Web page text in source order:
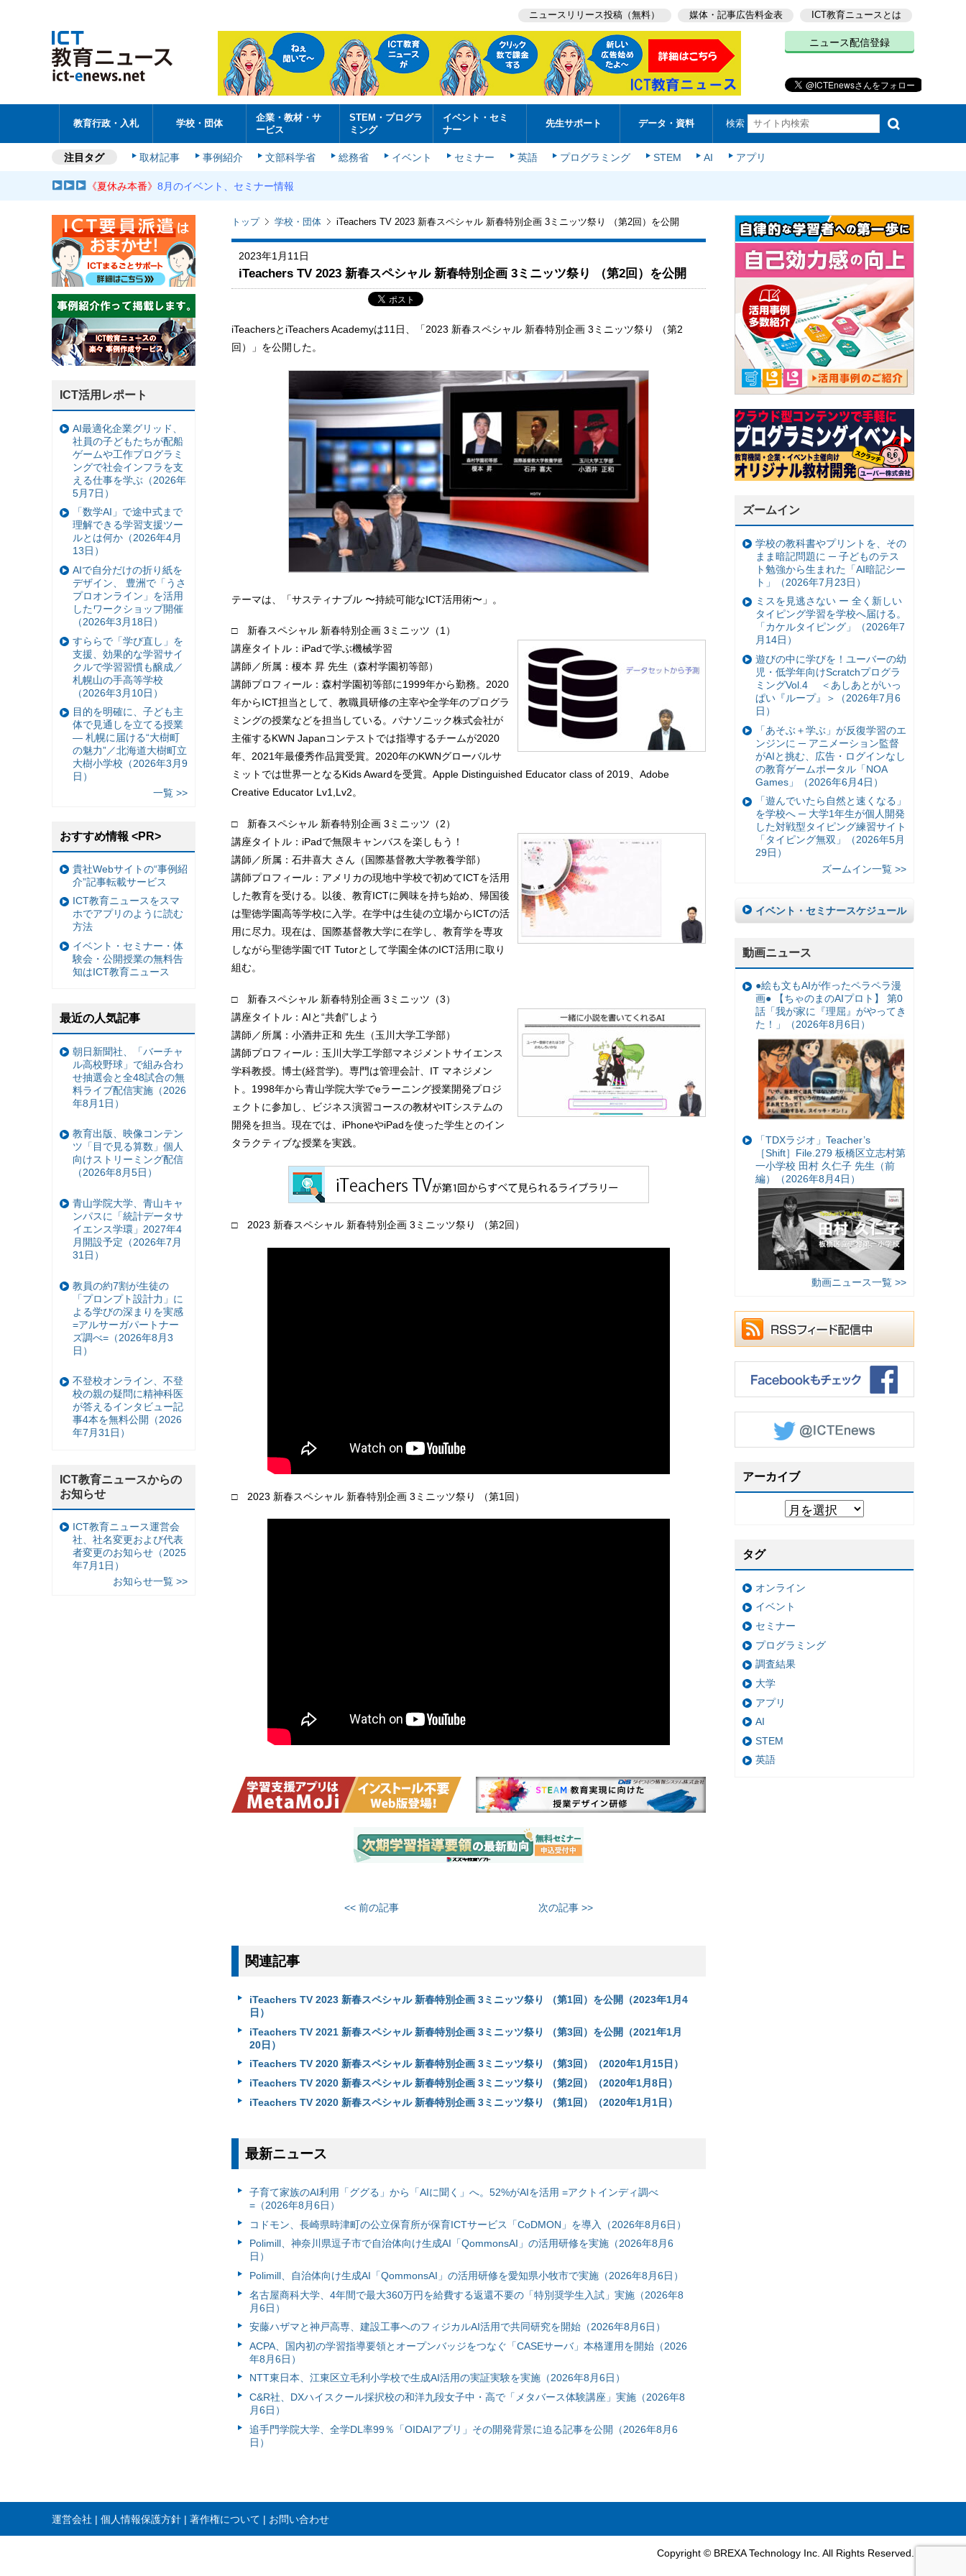
ニュースリリース投稿（無料） 媒体・記事広告料金表 ICT教育ニュースとは
ニュース配信登録
教育行政・入札 学校・団体
企業・教材・サ
ービス
STEM・プログラ
ミング
イベント・セミ
ナー
先生サポート データ・資料 検索
注目タグ 取材記事 事例紹介 文部科学省 総務省 イベント セミナー 英語 プログラミング STEM AI アプリ
《夏休み本番》8月のイベント、セミナー情報
トップ 学校・団体 iTeachers TV 2023 新春スペシャル 新春特別企画 3ミニッツ祭り （第2回）を公開
2023年1月11日
iTeachers TV 2023 新春スペシャル 新春特別企画 3ミニッツ祭り （第2回）を公開
iTeachersとiTeachers Academyは11日、「2023 新春スペシャル 新春特別企画 3ミニッツ祭り （第2
回）」を公開した。
テーマは、「サスティナブル 〜持続可能なICT活用術〜」。
□ 新春スペシャル 新春特別企画 3ミニッツ（1）
講座タイトル：iPadで学ぶ機械学習
講師／所属：榎本 昇 先生（森村学園初等部）
講師プロフィール：森村学園初等部に1999年から勤務。2020
年からICT担当として、教職員研修の主宰や全学年のプログラ
ミングの授業などを担当している。パナソニック株式会社が
主催するKWN Japanコンテストでは指導するチームが2020
年、2021年最優秀作品賞受賞。2020年のKWNグローバルサ
ミットでは世界一となるKids Awardを受賞。Apple Distinguished Educator class of 2019、Adobe
Creative Educator Lv1,Lv2。
□ 新春スペシャル 新春特別企画 3ミニッツ（2）
講座タイトル：iPadで無限キャンバスを楽しもう！
講師／所属：石井喜大 さん（国際基督教大学教養学部）
講師プロフィール：アメリカの現地中学校で初めてICTを活用
した教育を受ける。以後、教育ICTに興味を持ち始め、帰国後
は聖徳学園高等学校に入学。在学中は生徒の立場からICTの活
用に尽力。現在は、国際基督教大学に在学し、教育学を専攻
しながら聖徳学園でIT Tutorとして学園全体のICT活用に取り
組む。
□ 新春スペシャル 新春特別企画 3ミニッツ（3）
講座タイトル：AIと“共創”しよう
講師／所属：小酒井正和 先生（玉川大学工学部）
講師プロフィール：玉川大学工学部マネジメントサイエンス
学科教授。博士(経営学)。専門は管理会計、IT マネジメン
ト。1998年から青山学院大学でeラーニング授業開発プロジ
ェクトに参加し、ビジネス演習コースの教材やITシステムの
開発を担当。現在では、iPhoneやiPadを使った学生とのイン
タラクティブな授業を実践。
□ 2023 新春スペシャル 新春特別企画 3ミニッツ祭り （第2回）
□ 2023 新春スペシャル 新春特別企画 3ミニッツ祭り （第1回）
<< 前の記事 次の記事 >>
関連記事
iTeachers TV 2023 新春スペシャル 新春特別企画 3ミニッツ祭り （第1回）を公開（2023年1月4
日）
iTeachers TV 2021 新春スペシャル 新春特別企画 3ミニッツ祭り （第3回）を公開（2021年1月
20日）
iTeachers TV 2020 新春スペシャル 新春特別企画 3ミニッツ祭り （第3回）（2020年1月15日）
iTeachers TV 2020 新春スペシャル 新春特別企画 3ミニッツ祭り （第2回）（2020年1月8日）
iTeachers TV 2020 新春スペシャル 新春特別企画 3ミニッツ祭り （第1回）（2020年1月1日）
最新ニュース
子育て家族のAI利用「ググる」から「AIに聞く」へ。52%がAIを活用 =アクトインディ調べ
=（2026年8月6日）
コドモン、長崎県時津町の公立保育所が保育ICTサービス「CoDMON」を導入（2026年8月6日）
Polimill、神奈川県逗子市で自治体向け生成AI「QommonsAI」の活用研修を実施（2026年8月6
日）
Polimill、自治体向け生成AI「QommonsAI」の活用研修を愛知県小牧市で実施（2026年8月6日）
名古屋商科大学、4年間で最大360万円を給費する返還不要の「特別奨学生入試」実施（2026年8
月6日）
安藤ハザマと神戸高専、建設工事へのフィジカルAI活用で共同研究を開始（2026年8月6日）
ACPA、国内初の学習指導要領とオープンバッジをつなぐ「CASEサーバ」本格運用を開始（2026
年8月6日）
NTT東日本、江東区立毛利小学校で生成AI活用の実証実験を実施（2026年8月6日）
C&R社、DXハイスクール採択校の和洋九段女子中・高で「メタバース体験講座」実施（2026年8
月6日）
追手門学院大学、全学DL率99％「OIDAIアプリ」その開発背景に迫る記事を公開（2026年8月6
日）
ズームイン
学校の教科書やプリントを、その
まま暗記問題に ─ 子どものテス
ト勉強から生まれた「AI暗記シー
ト」（2026年7月23日）
ミスを見逃さない ー 全く新しい
タイピング学習を学校へ届ける。
「カケルタイピング」（2026年7
月14日）
遊びの中に学びを！ユーバーの幼
児・低学年向けScratchプログラ
ミングVol.4 ＜あしあとがいっ
ぱい『ループ』＞（2026年7月6
日）
「あそぶ＋学ぶ」が反復学習のエ
ンジンに ─ アニメーション監督
がAIと挑む、広告・ログインなし
の教育ゲームポータル「NOA
Games」（2026年6月4日）
「遊んでいたら自然と速くなる」
を学校へ ─ 大学1年生が個人開発
した対戦型タイピング練習サイト
「タイピング無双」（2026年5月
29日）
ズームイン一覧 >>
イベント・セミナースケジュール
動画ニュース
●絵も文もAIが作ったペラペラ漫
画● 【ちゃのまのAIプロト】 第0
話「我が家に『理屈』がやってき
た！」（2026年8月6日）
「TDXラジオ」Teacher’s
［Shift］File.279 板橋区立志村第
一小学校 田村 久仁子 先生（前
編）（2026年8月4日）
動画ニュース一覧 >>
アーカイブ
タグ
オンライン
イベント
セミナー
プログラミング
調査結果
大学
アプリ
AI
STEM
英語
ICT活用レポート
AI最適化企業グリッド、
社員の子どもたちが配船
ゲームや工作プログラミ
ングで社会インフラを支
える仕事を学ぶ（2026年
5月7日）
「数学AI」で途中式まで
理解できる学習支援ツー
ルとは何か（2026年4月
13日）
AIで自分だけの折り紙を
デザイン、 豊洲で「うさ
プロオンライン」を活用
したワークショップ開催
（2026年3月18日）
すららで「学び直し」を
支援、効果的な学習サイ
クルで学習習慣も醸成／
札幌山の手高等学校
（2026年3月10日）
目的を明確に、子ども主
体で見通しを立てる授業
— 札幌に届ける“大樹町
の魅力”／北海道大樹町立
大樹小学校（2026年3月9
日）
一覧 >>
おすすめ情報 <PR>
貴社Webサイトの“事例紹
介”記事転載サービス
ICT教育ニュースをスマ
ホでアプリのように読む
方法
イベント・セミナー・体
験会・公開授業の無料告
知はICT教育ニュース
最近の人気記事
朝日新聞社、「バーチャ
ル高校野球」で組み合わ
せ抽選会と全48試合の無
料ライブ配信実施（2026
年8月1日）
教育出版、映像コンテン
ツ「目で見る算数」個人
向けストリーミング配信
（2026年8月5日）
青山学院大学、青山キャ
ンパスに「統計データサ
イエンス学環」2027年4
月開設予定（2026年7月
31日）
教員の約7割が生徒の
「プロンプト設計力」に
よる学びの深まりを実感
=アルサーガパートナー
ズ調べ=（2026年8月3
日）
不登校オンライン、不登
校の親の疑問に精神科医
が答えるインタビュー記
事4本を無料公開（2026
年7月31日）
ICT教育ニュースからの
お知らせ
ICT教育ニュース運営会
社、社名変更および代表
者変更のお知らせ（2025
年7月1日）
お知らせ一覧 >>
運営会社 個人情報保護方針 著作権について お問い合わせ
Copyright © BREXA Technology Inc. All Rights Reserved.